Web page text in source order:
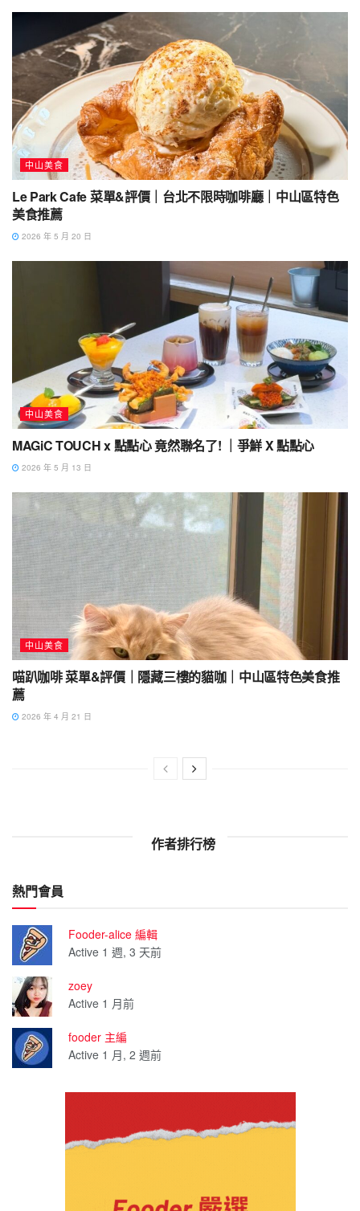
中山美食
Le Park Cafe 菜單&評價｜台北不限時咖啡廳｜中山區特色
美食推薦
2026 年 5 月 20 日
中山美食
MAGiC TOUCH x 點點心 竟然聯名了! ｜爭鮮 X 點點心
2026 年 5 月 13 日
中山美食
喵趴咖啡 菜單&評價｜隱藏三樓的貓咖｜中山區特色美食推
薦
2026 年 4 月 21 日
作者排行榜
熱門會員
Fooder-alice 編輯
Active 1 週, 3 天前
zoey
Active 1 月前
fooder 主編
Active 1 月, 2 週前